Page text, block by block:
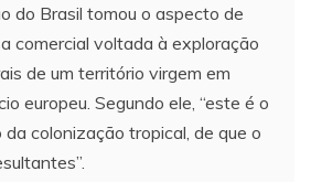
do Brasil tomou o aspecto de
comercial voltada à exploração
de um território virgem em
europeu. Segundo ele, “este é o
colonização tropical, de que o